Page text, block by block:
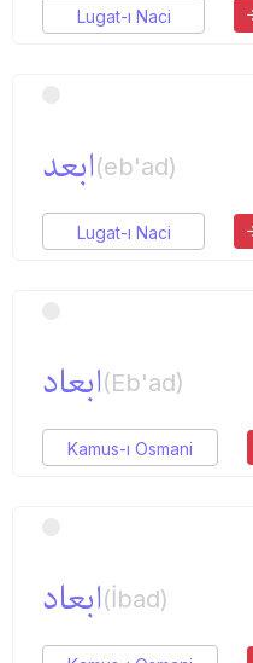
Lugat-ı Naci
ابعد(eb'ad)
Lugat-ı Naci
ابعاد(Eb'ad)
Kamus-ı Osmani
ابعاد(İbad)